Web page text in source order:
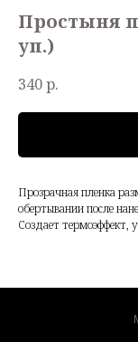
Простыня
уп.)
340р.
Прозрачная пленка
обертывании после
Создает термоэффект,